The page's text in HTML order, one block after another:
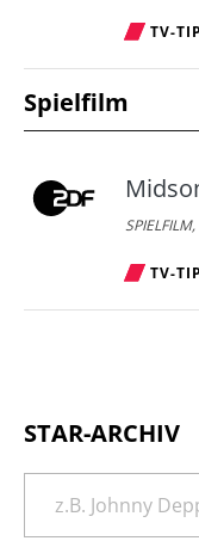
TV-
Spielfilm
TV-
STAR-ARCHIV